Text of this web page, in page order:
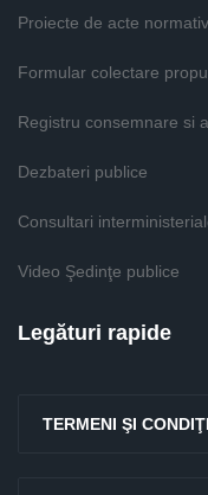
Proiecte de acte
Formular colectare
Registru consemnare si
Dezbateri publice
Consultari
Video Şedinţe publice
Legături rapide
TERMENI ŞI